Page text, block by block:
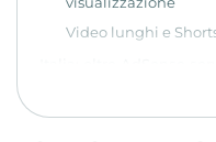
Video lunghi e
AdSense, YPP e
Perché cambiare